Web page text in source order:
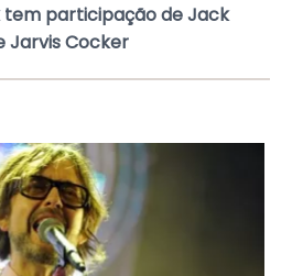
tem participação de Jack
Jarvis Cocker